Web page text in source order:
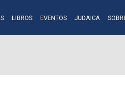
LIBROS EVENTOS JUDAICA